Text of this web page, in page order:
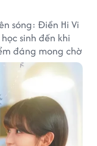
sóng: Điền Hi Vi
sinh đến khi
đáng mong chờ